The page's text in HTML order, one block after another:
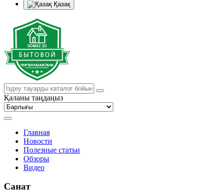
Қазақ
Қаланы таңдаңыз
Главная
Новости
Полезные статьи
Обзоры
Видео
Санат